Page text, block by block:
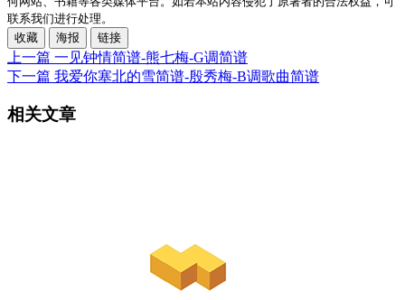
联系我们进行处理。
收藏
海报 链接
上一篇 一见钟情简谱-熊七梅-G调简谱
下一篇 我爱你塞北的雪简谱-殷秀梅-B调歌曲简谱
相关文章